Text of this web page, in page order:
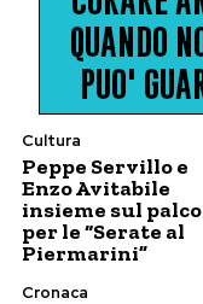
Cultura
Peppe Servillo e
Enzo Avitabile
insieme sul palco
per le “Serate al
Piermarini”
Cronaca